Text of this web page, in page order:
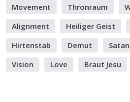
Movement
Thronraum
Alignment
Heiliger Geist
Hirtenstab
Demut Satan
Vision
Love Braut Jesu